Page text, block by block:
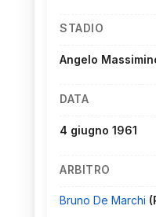
STADIO
Angelo
DATA
4 giugno 1961
ARBITRO
Bruno De Marchi